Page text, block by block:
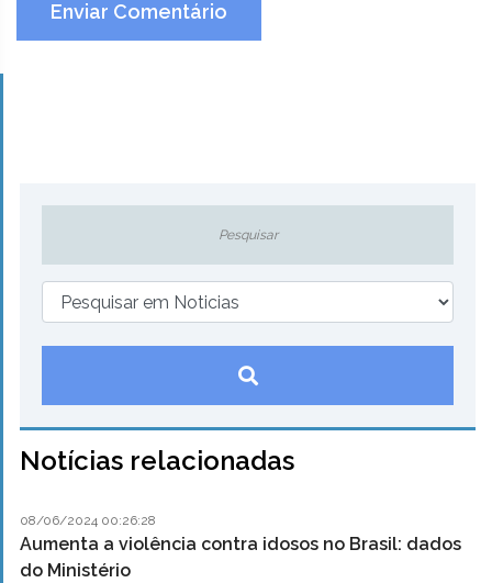
Enviar Comentário
Notícias relacionadas
08/06/2024 00:26:28
Aumenta a violência contra idosos no Brasil: dados
do Ministério